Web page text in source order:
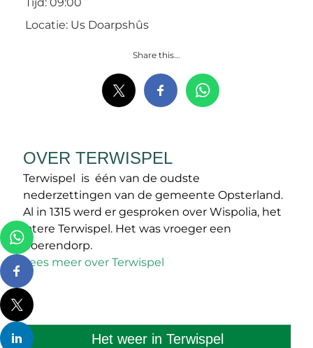
Locatie: Us Doarpshûs
Share this...
OVER TERWISPEL
Terwispel is één van de oudste
nederzettingen van de gemeente Opsterland.
Al in 1315 werd er gesproken over Wispolia, het
latere Terwispel. Het was vroeger een
boerendorp.
Lees meer over Terwispel
Het weer in Terwispel